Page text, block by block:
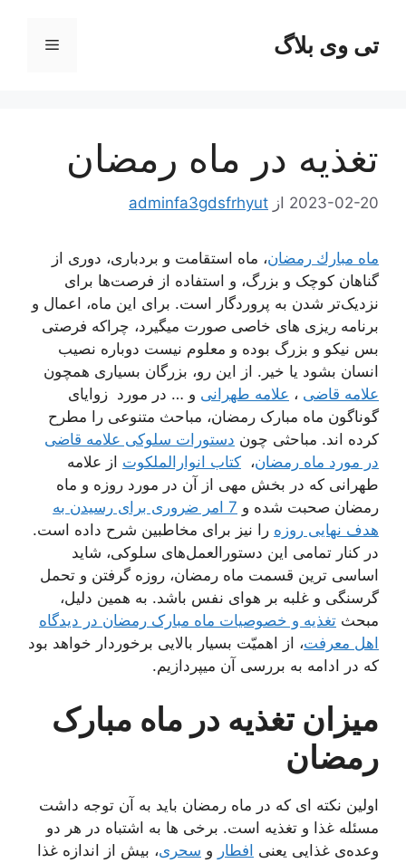
محتواتی وی بلاگ فهرست
تغذیه در ماه رمضان
2023-02-20 از adminfa3gdsfrhyut
ماه مبارك رمضان، ماه استقامت و بردباری، دوری از
گناهان کوچک و بزرگ، و استفاده از فرصت‌ها برای
نزدیک‌تر شدن به پروردگار است. برای این ماه، اعمال و
برنامه ریزی های خاصی صورت میگیرد، چراکه فرصتی
بس نیکو و بزرگ بوده و معلوم نیست دوباره نصیب
انسان بشود یا خیر. از این رو، بزرگان بسیاری همچون
علامه قاضی ، علامه طهرانی و … در مورد زوایای
گوناگون ماه مبارک رمضان، مباحث متنوعی را مطرح
کرده اند. مباحثی چون دستورات سلوکی علامه قاضی
در مورد ماه رمضان، کتاب انوارالملکوت از علامه
طهرانی که در بخش مهی از آن در مورد روزه و ماه
رمضان صحبت شده و
7 امر ضروری برای رسیدن به
هدف نهایی روزه را نیز برای مخاطبین شرح داده است.
در کنار تمامی این دستورالعمل‌های سلوکی، شاید
اساسی ترین قسمت ماه رمضان، روزه گرفتن و تحمل
گرسنگی‌ و غلبه بر هوای نفس باشد. به همین دلیل،
مبحث تغذیه و خصوصیات ماه مبارک رمضان در دیدگاه
اهل معرفت، از اهمیّت بسیار بالایی برخوردار خواهد بود
که در ادامه به بررسی آن میپردازیم.
میزان تغذیه در ماه مبارک
رمضان
اولین نکته ای که در ماه رمضان باید به آن توجه داشت
مسئله غذا و تغذیه است. برخی ها به اشتباه در هر دو
وعده‌ی غذایی یعنی افطار و سحری، بیش از اندازه غذا